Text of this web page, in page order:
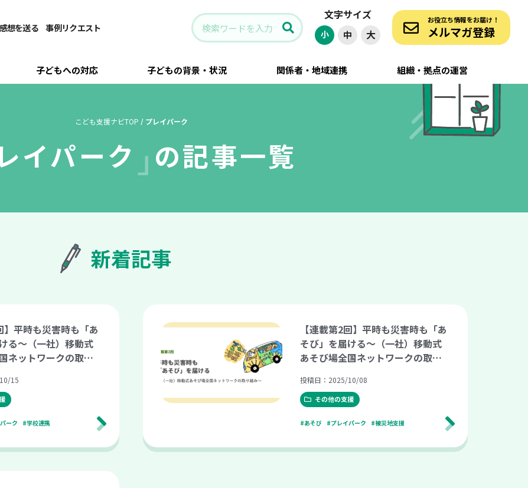
想を送る 事例リクエスト
文字サイズ
小 中 大
お役立ち情報をお届け！
メルマガ登録
子どもへの対応 子どもの背景・状況 関係者・地域連携 組織・拠点の運営
こども支援ナビTOP / プレイパーク
イパーク の記事一覧
新着記事
】平時も災害時も「あ
る〜（一社）移動式
ネットワークの取り
15
ーク #学校連携
【連載第2回】平時も災害時も「あ
そび」を届ける〜（一社）移動式
あそび場全国ネットワークの取り
投稿日：2025/10/08
その他の支援
#あそび #プレイパーク #被災地支援